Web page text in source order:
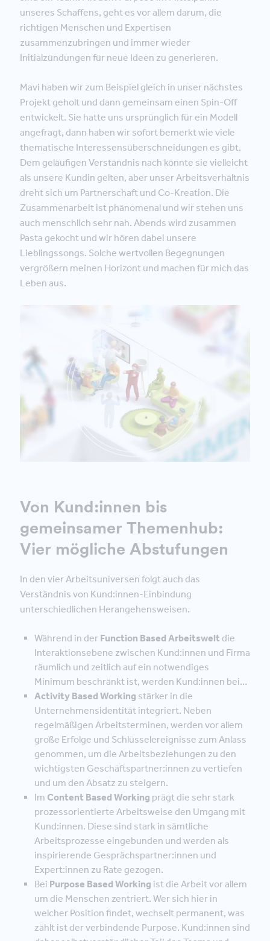
unseres Schaffens, geht es vor allem darum, die
richtigen Menschen und Expertisen
zusammenzubringen und immer wieder
Initialzündungen für neue Ideen zu generieren.
Mavi haben wir zum Beispiel gleich in unser nächstes
Projekt geholt und dann gemeinsam einen Spin-Off
entwickelt. Sie hatte uns ursprünglich für ein Modell
angefragt, dann haben wir sofort bemerkt wie viele
thematische Interessensüberschneidungen es gibt.
Dem geläufigen Verständnis nach könnte sie vielleicht
als unsere Kundin gelten, aber unser Arbeitsverhältnis
dreht sich um Partnerschaft und Co-Kreation. Die
Zusammenarbeit ist phänomenal und wir stehen uns
auch menschlich sehr nah. Abends wird zusammen
Pasta gekocht und wir hören dabei unsere
Lieblingssongs. Solche wertvollen Begegnungen
vergrößern meinen Horizont und machen für mich das
Leben aus.
Von Kund:innen bis
gemeinsamer Themenhub:
Vier mögliche Abstufungen
In den vier Arbeitsuniversen folgt auch das
Verständnis von Kund:innen-Einbindung
unterschiedlichen Herangehensweisen.
Während in der Function Based Arbeitswelt die
Interaktionsebene zwischen Kund:innen und Firma
räumlich und zeitlich auf ein notwendiges
Minimum beschränkt ist, werden Kund:innen bei…
Activity Based Working stärker in die
Unternehmensidentität integriert. Neben
regelmäßigen Arbeitsterminen, werden vor allem
große Erfolge und Schlüsselereignisse zum Anlass
genommen, um die Arbeitsbeziehungen zu den
wichtigsten Geschäftspartner:innen zu vertiefen
und um den Absatz zu steigern.
Im Content Based Working prägt die sehr stark
prozessorientierte Arbeitsweise den Umgang mit
Kund:innen. Diese sind stark in sämtliche
Arbeitsprozesse eingebunden und werden als
inspirierende Gesprächspartner:innen und
Expert:innen zu Rate gezogen.
Bei Purpose Based Working ist die Arbeit vor allem
um die Menschen zentriert. Wer sich hier in
welcher Position findet, wechselt permanent, was
zählt ist der verbindende Purpose. Kund:innen sind